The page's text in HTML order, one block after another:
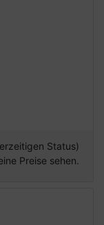
Status)
Preise sehen.